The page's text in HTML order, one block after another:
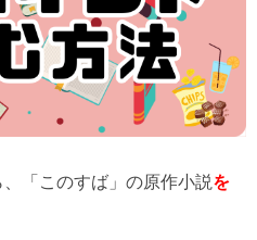
「このすば」の原作小説を